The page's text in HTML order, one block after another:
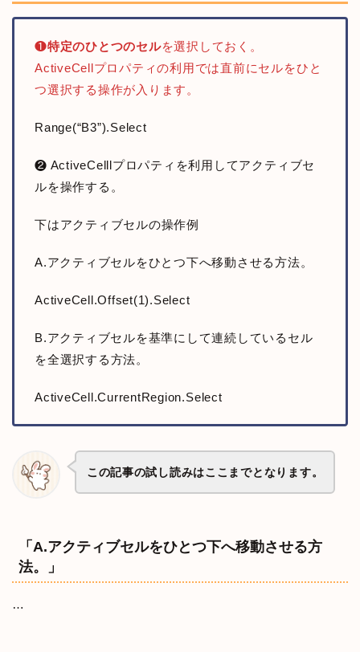
❶特定のひとつのセルを選択しておく。
ActiveCellプロパティの利用では直前にセルをひと
つ選択する操作が入ります。
Range(“B3”).Select
❷ ActiveCelllプロパティを利用してアクティブセ
ルを操作する。
下はアクティブセルの操作例
A.アクティブセルをひとつ下へ移動させる方法。
ActiveCell.Offset(1).Select
B.アクティブセルを基準にして連続しているセル
を全選択する方法。
ActiveCell.CurrentRegion.Select
この記事の試し読みはここまでとなります。
「A.アクティブセルをひとつ下へ移動させる方
法。」
…